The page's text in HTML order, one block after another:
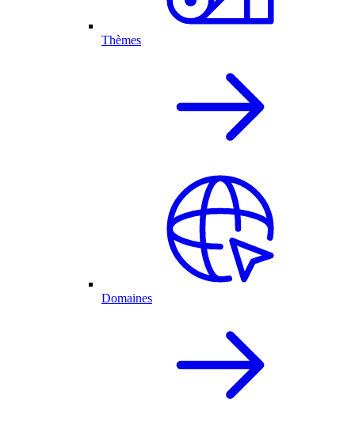
Thèmes
Domaines